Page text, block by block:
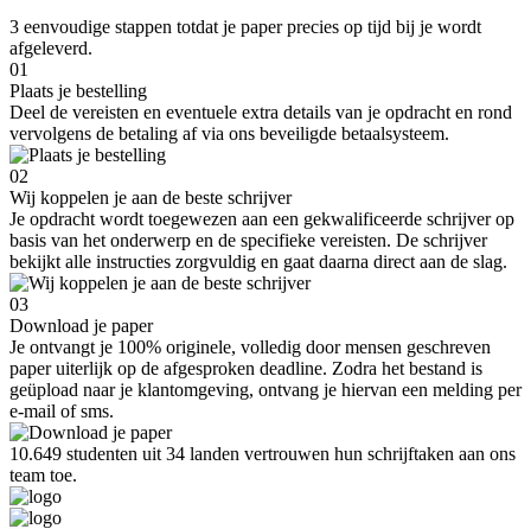
3 eenvoudige stappen totdat je paper precies op tijd bij je wordt
afgeleverd.
01
Plaats je bestelling
Deel de vereisten en eventuele extra details van je opdracht en rond
vervolgens de betaling af via ons beveiligde betaalsysteem.
02
Wij koppelen je aan de beste schrijver
Je opdracht wordt toegewezen aan een gekwalificeerde schrijver op
basis van het onderwerp en de specifieke vereisten. De schrijver
bekijkt alle instructies zorgvuldig en gaat daarna direct aan de slag.
03
Download je paper
Je ontvangt je 100% originele, volledig door mensen geschreven
paper uiterlijk op de afgesproken deadline. Zodra het bestand is
geüpload naar je klantomgeving, ontvang je hiervan een melding per
e-mail of sms.
10.649 studenten uit 34 landen vertrouwen hun schrijftaken aan ons
team toe.